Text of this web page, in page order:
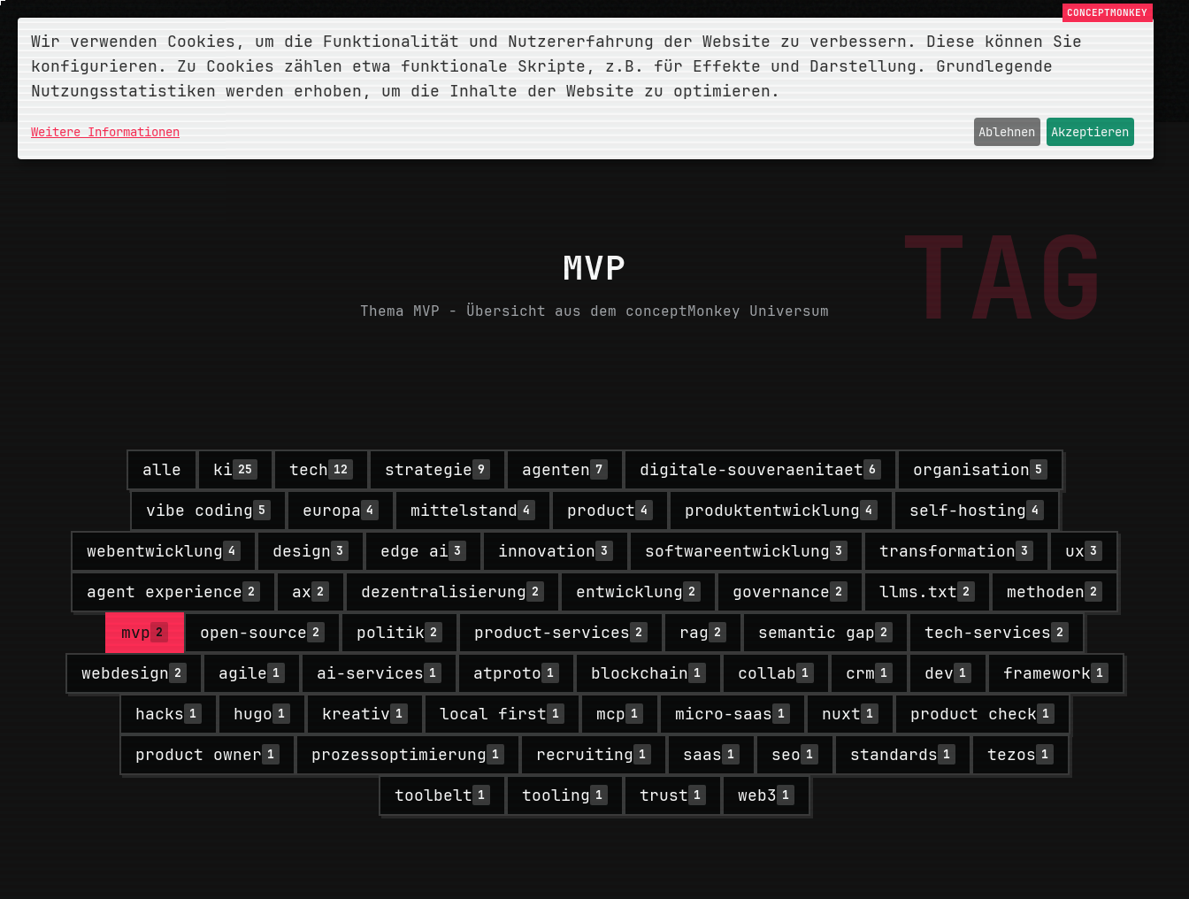
ÜBERLEISTUNGENPROJEKTEBLOG
/MVP
TAG
MVP
Thema MVP - Übersicht aus dem conceptMonkey Universum
alle ki 25 tech 12 strategie 9 agenten 7 digitale-souveraenitaet 6 organisation 5
vibe coding 5 europa 4 mittelstand 4 product 4 produktentwicklung 4 self-hosting 4
webentwicklung 4 design 3 edge ai 3 innovation 3 softwareentwicklung 3 transformation 3 ux 3
agent experience 2 ax 2 dezentralisierung 2 entwicklung 2 governance 2 llms.txt 2 methoden 2
mvp 2 open-source 2 politik 2 product-services 2 rag 2 semantic gap 2 tech-services 2
webdesign 2 agile 1 ai-services 1 atproto 1 blockchain 1 collab 1 crm 1 dev 1 framework 1
hacks 1 hugo 1 kreativ 1 local first 1 mcp 1 micro-saas 1 nuxt 1 product check 1
product owner 1 prozessoptimierung 1 recruiting 1 saas 1 seo 1 standards 1 tezos 1
toolbelt 1 tooling 1 trust 1 web3 1
Wir verwenden Cookies, um die Funktionalität und Nutzererfahrung der Website zu verbessern. Diese können Sie
konfigurieren. Zu Cookies zählen etwa funktionale Skripte, z.B. für Effekte und Darstellung. Grundlegende
Nutzungsstatistiken werden erhoben, um die Inhalte der Website zu optimieren.
Weitere Informationen Ablehnen Akzeptieren